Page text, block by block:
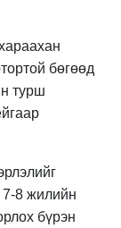
бөгөөд
турш
7-8 жилийн
бүрэн